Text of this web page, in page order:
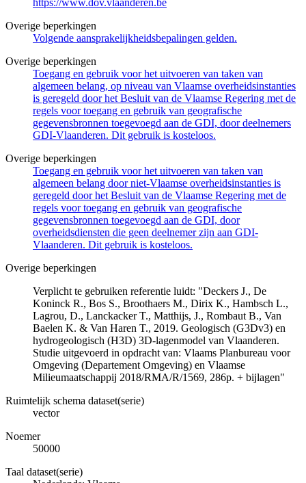
Overige beperkingen
Volgende aansprakelijkheidsbepalingen gelden.
Overige beperkingen
Toegang en gebruik voor het uitvoeren van taken van
algemeen belang, op niveau van Vlaamse overheidsinstanties
is geregeld door het Besluit van de Vlaamse Regering met de
regels voor toegang en gebruik van geografische
gegevensbronnen toegevoegd aan de GDI, door deelnemers
GDI-Vlaanderen. Dit gebruik is kosteloos.
Overige beperkingen
Toegang en gebruik voor het uitvoeren van taken van
algemeen belang door niet-Vlaamse overheidsinstanties is
geregeld door het Besluit van de Vlaamse Regering met de
regels voor toegang en gebruik van geografische
gegevensbronnen toegevoegd aan de GDI, door
overheidsdiensten die geen deelnemer zijn aan GDI-
Vlaanderen. Dit gebruik is kosteloos.
Overige beperkingen
Verplicht te gebruiken referentie luidt: "Deckers J., De
Koninck R., Bos S., Broothaers M., Dirix K., Hambsch L.,
Lagrou, D., Lanckacker T., Matthijs, J., Rombaut B., Van
Baelen K. & Van Haren T., 2019. Geologisch (G3Dv3) en
hydrogeologisch (H3D) 3D-lagenmodel van Vlaanderen.
Studie uitgevoerd in opdracht van: Vlaams Planbureau voor
Omgeving (Departement Omgeving) en Vlaamse
Milieumaatschappij 2018/RMA/R/1569, 286p. + bijlagen"
Ruimtelijk schema dataset(serie)
vector
Noemer
50000
Taal dataset(serie)